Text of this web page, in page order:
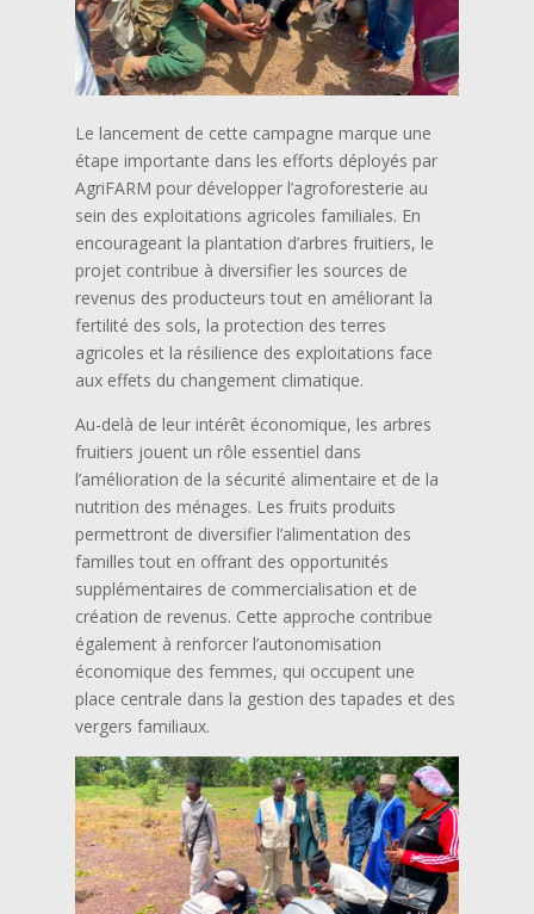
Le lancement de cette campagne marque une
étape importante dans les efforts déployés par
AgriFARM pour développer l’agroforesterie au
sein des exploitations agricoles familiales. En
encourageant la plantation d’arbres fruitiers, le
projet contribue à diversifier les sources de
revenus des producteurs tout en améliorant la
fertilité des sols, la protection des terres
agricoles et la résilience des exploitations face
aux effets du changement climatique.
Au-delà de leur intérêt économique, les arbres
fruitiers jouent un rôle essentiel dans
l’amélioration de la sécurité alimentaire et de la
nutrition des ménages. Les fruits produits
permettront de diversifier l’alimentation des
familles tout en offrant des opportunités
supplémentaires de commercialisation et de
création de revenus. Cette approche contribue
également à renforcer l’autonomisation
économique des femmes, qui occupent une
place centrale dans la gestion des tapades et des
vergers familiaux.